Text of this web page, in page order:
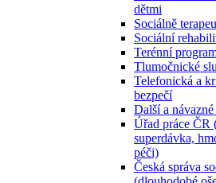
dětmi
Sociálně
Sociální
Terénní
Tlumočnické
Telefonická a
bezpečí
Další a
Úřad práce ČR
superdávka,
péči)
Česká správa